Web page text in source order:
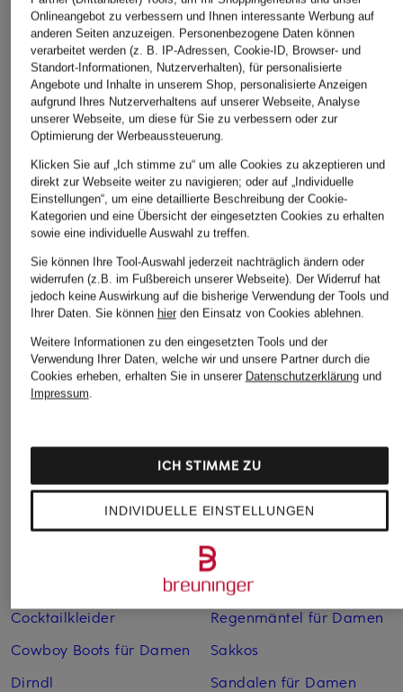
AG Jeans
Bootcut Jeans
LEGGING BOOTCUT
CHF 189
Ursprünglich:CHF 249
GOOD AMERICAN
Flared Jeans
CHF 219
AG Jeans
SOPHIE
CHF 299
Weitere Kategorien
Anzüge für Herren
Bademäntel für Herren
Bikinis für Damen
Cocktailkleider
Cowboy Boots für Damen
Dirndl
Lederjacken für Herren
Leinenhosen für Herren
Leinenkleider
Maxikleider
Regenmäntel für Damen
Sakkos
Sandalen für Damen
Onlineangebot zu verbessern und Ihnen interessante Werbung auf
anderen Seiten anzuzeigen. Personenbezogene Daten können
verarbeitet werden (z. B. IP-Adressen, Cookie-ID, Browser- und
Standort-Informationen, Nutzerverhalten), für personalisierte
Angebote und Inhalte in unserem Shop, personalisierte Anzeigen
aufgrund Ihres Nutzerverhaltens auf unserer Webseite, Analyse
unserer Webseite, um diese für Sie zu verbessern oder zur
Optimierung der Werbeaussteuerung.
Klicken Sie auf „Ich stimme zu“ um alle Cookies zu akzeptieren und
direkt zur Webseite weiter zu navigieren; oder auf „Individuelle
Einstellungen“, um eine detaillierte Beschreibung der Cookie-
Kategorien und eine Übersicht der eingesetzten Cookies zu erhalten
sowie eine individuelle Auswahl zu treffen.
Sie können Ihre Tool-Auswahl jederzeit nachträglich ändern oder
widerrufen (z.B. im Fußbereich unserer Webseite). Der Widerruf hat
jedoch keine Auswirkung auf die bisherige Verwendung der Tools und
Ihrer Daten. Sie können hierden Einsatz von Cookies ablehnen.
Weitere Informationen zu den eingesetzten Tools und der
Verwendung Ihrer Daten, welche wir und unsere Partner durch die
Cookies erheben, erhalten Sie in unserer Datenschutzerklärungund
Impressum.
INDIVIDUELLE EINSTELLUNGEN
ICH STIMME ZU